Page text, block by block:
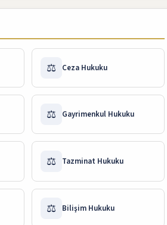
⚖️ Ceza Hukuku
⚖️ Gayrimenkul Hukuku
⚖️ Tazminat Hukuku
⚖️ Bilişim Hukuku